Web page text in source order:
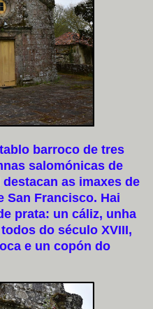
barroco de tres
salomónicas de
as imaxes de
San Francisco. Hai
prata: un cáliz, unha
do século XVIII,
e un copón do